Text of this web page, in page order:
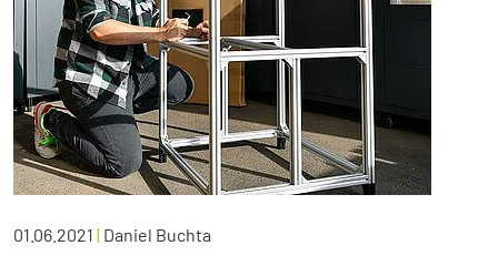
01.06.2021 | Daniel Buchta